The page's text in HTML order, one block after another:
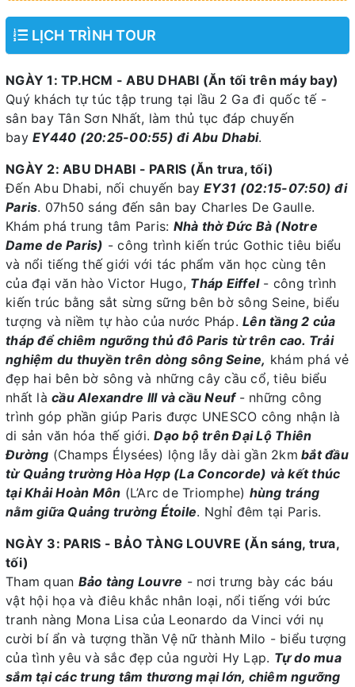
LỊCH TRÌNH TOUR
NGÀY 1: TP.HCM - ABU DHABI (Ăn tối trên máy bay)
Quý khách tự túc tập trung tại lầu 2 Ga đi quốc tế -
sân bay Tân Sơn Nhất, làm thủ tục đáp chuyến
bay EY440 (20:25-00:55) đi Abu Dhabi.
NGÀY 2: ABU DHABI - PARIS (Ăn trưa, tối)
Đến Abu Dhabi, nối chuyến bay EY31 (02:15-07:50) đi
Paris. 07h50 sáng đến sân bay Charles De Gaulle.
Khám phá trung tâm Paris: Nhà thờ Đức Bà (Notre
Dame de Paris) - công trình kiến trúc Gothic tiêu biểu
và nổi tiếng thế giới với tác phẩm văn học cùng tên
của đại văn hào Victor Hugo, Tháp Eiffel- công trình
kiến trúc bằng sắt sừng sững bên bờ sông Seine, biểu
tượng và niềm tự hào của nước Pháp. Lên tầng 2 của
tháp để chiêm ngưỡng thủ đô Paris từ trên cao. Trải
nghiệm du thuyền trên dòng sông Seine, khám phá vẻ
đẹp hai bên bờ sông và những cây cầu cổ, tiêu biểu
nhất là cầu Alexandre III và cầu Neuf - những công
trình góp phần giúp Paris được UNESCO công nhận là
di sản văn hóa thế giới.Dạo bộ trên Đại Lộ Thiên
Đường (Champs Élysées) lộng lẫy dài gần 2km bắt đầu
từ Quảng trường Hòa Hợp (La Concorde) và kết thúc
tại Khải Hoàn Môn (L’Arc de Triomphe) hùng tráng
nằm giữa Quảng trường Étoile. Nghỉ đêm tại Paris.
NGÀY 3: PARIS - BẢO TÀNG LOUVRE (Ăn sáng, trưa,
tối)
Tham quan Bảo tàng Louvre - nơi trưng bày các báu
vật hội họa và điêu khắc nhân loại, nổi tiếng với bức
tranh nàng Mona Lisa của Leonardo da Vinci với nụ
cười bí ẩn và tượng thần Vệ nữ thành Milo - biểu tượng
của tình yêu và sắc đẹp của người Hy Lạp. Tự do mua
sắm tại các trung tâm thương mại lớn, chiêm ngưỡng